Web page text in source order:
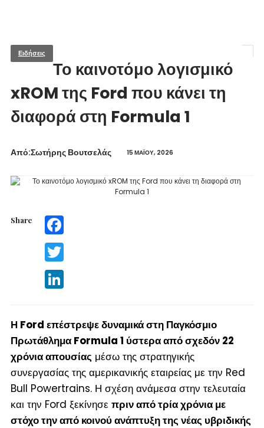
Ειδήσεις
Το καινοτόμο λογισμικό
xROM της Ford που κάνει τη
διαφορά στη Formula 1
Από:Σωτήρης Βουτσελάς 15 ΜΑΪ́ΟΥ, 2026
Share Facebook
Twitter
LinkedIn
Η Ford επέστρεψε δυναμικά στη Παγκόσμιο
Πρωτάθλημα Formula 1 ύστερα από σχεδόν 22
χρόνια απουσίαςμέσω της στρατηγικής
συνεργασίας της αμερικανικής εταιρείας με την Red
Bull Powertrains. Η σχέση ανάμεσα στην τελευταία
και την Ford ξεκίνησε πριν από τρία χρόνια με
στόχο την από κοινού ανάπτυξη της νέας υβριδικής